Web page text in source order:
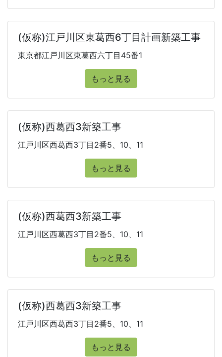
(仮称)江戸川区東葛西6丁目計画新築工事
東京都江戸川区東葛西六丁目45番1
もっと見る
(仮称)西葛西3新築工事
江戸川区西葛西3丁目2番5、10、11
もっと見る
(仮称)西葛西3新築工事
江戸川区西葛西3丁目2番5、10、11
もっと見る
(仮称)西葛西3新築工事
江戸川区西葛西3丁目2番5、10、11
もっと見る